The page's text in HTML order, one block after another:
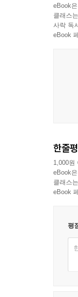
eBook
클래스
사락 독
eBook
한줄평
1,000원
eBook
클래스
eBook
평